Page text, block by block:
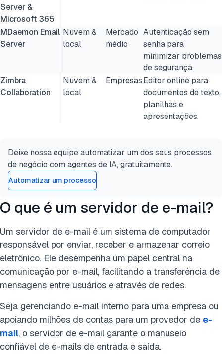
Server &
Microsoft 365
MDaemon Email
Server
Nuvem &
local
Mercado
médio
Autenticação sem
senha para
minimizar problemas
de segurança.
Zimbra
Collaboration
Nuvem &
local
EmpresasEditor online para
documentos de texto,
planilhas e
apresentações.
Deixe nossa equipe automatizar um dos seus processos
de negócio com agentes de IA, gratuitamente.
Automatizar um processo
O que é um servidor de e-mail?
Um servidor de e-mail é um sistema de computador
responsável por enviar, receber e armazenar correio
eletrônico. Ele desempenha um papel central na
comunicação por e-mail, facilitando a transferência de
mensagens entre usuários e através de redes.
Seja gerenciando e-mail interno para uma empresa ou
apoiando milhões de contas para um provedor de e-
mail, o servidor de e-mail garante o manuseio
confiável de e-mails de entrada e saída.